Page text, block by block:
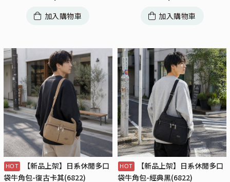
加入購物車 加入購物車
【新品上架】日系休閒多口
袋牛角包-復古卡其(6822)
【新品上架】日系休閒多口
袋牛角包-經典黑(6822)